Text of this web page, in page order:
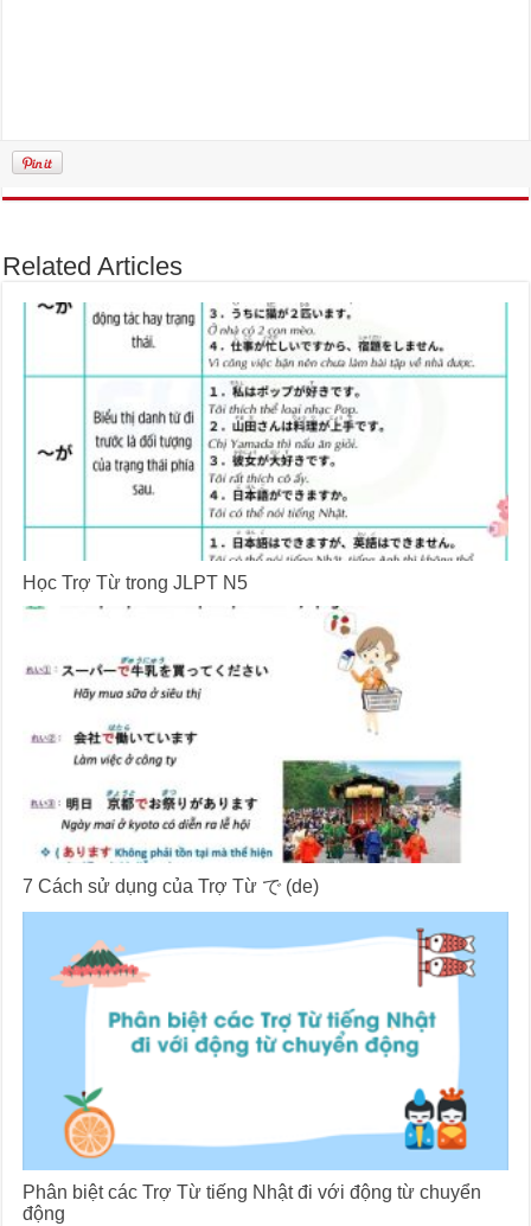
Related Articles
Học Trợ Từ trong JLPT N5
7 Cách sử dụng của Trợ Từ で (de)
Phân biệt các Trợ Từ tiếng Nhật đi với động từ chuyển
động